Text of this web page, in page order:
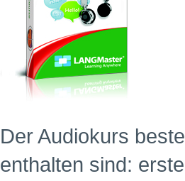
Der Audiokurs
enthalten sind: